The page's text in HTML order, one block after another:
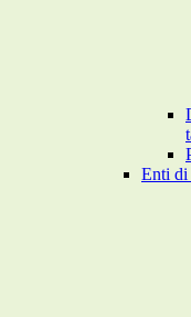
Enti di